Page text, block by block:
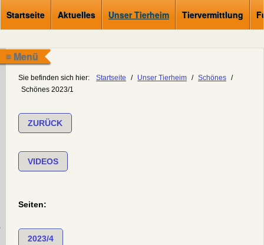
Startseite Aktuelles Unser Tierheim Tiervermittlung
≡ Menü
Sie befinden sich hier: Startseite / Unser Tierheim / Schönes /
Schönes 2023/1
ZURÜCK
VIDEOS
Seiten:
2023/4